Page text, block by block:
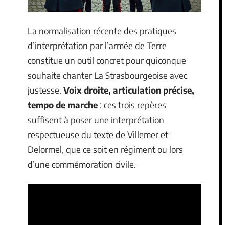
La normalisation récente des pratiques
d’interprétation par l’armée de Terre
constitue un outil concret pour quiconque
souhaite chanter La Strasbourgeoise avec
justesse. Voix droite, articulation précise,
tempo de marche : ces trois repères
suffisent à poser une interprétation
respectueuse du texte de Villemer et
Delormel, que ce soit en régiment ou lors
d’une commémoration civile.